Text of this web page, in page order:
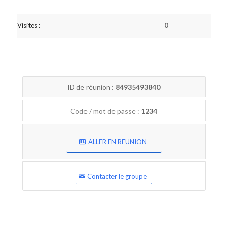
Visites : 0
ID de réunion : 84935493840
Code / mot de passe : 1234
ALLER EN REUNION
Contacter le groupe